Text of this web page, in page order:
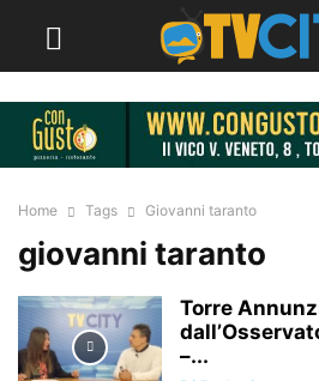
Home Tags Giovanni taranto
giovanni taranto
Torre
–...